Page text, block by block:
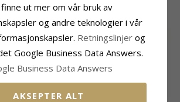
KJØPER OGSÅ
SALE 30%
finne ut mer om vår bruk av
og andre teknologier i vår
Retningslinjer og
Google Business Data Answers.
Business Data Answers
AKSEPTER ALT